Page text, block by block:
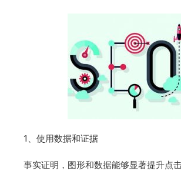
1、使用数据和证据
事实证明，图形和数据能够显著提升点